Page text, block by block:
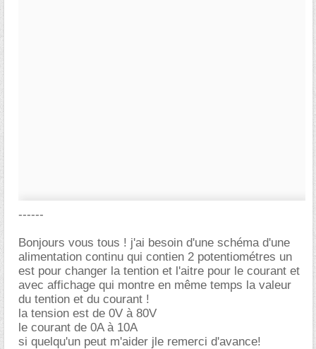
------
Bonjours vous tous ! j'ai besoin d'une schéma d'une
alimentation continu qui contien 2 potentiométres un
est pour changer la tention et l'aitre pour le courant et
avec affichage qui montre en même temps la valeur
du tention et du courant !
la tension est de 0V à 80V
le courant de 0A à 10A
si quelqu'un peut m'aider jle remerci d'avance!